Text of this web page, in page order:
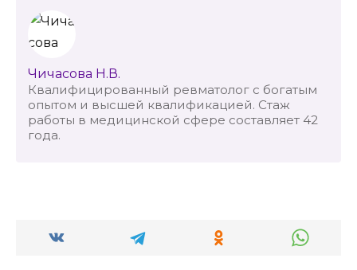
Чичасова Н.В.
Квалифицированный ревматолог с богатым
опытом и высшей квалификацией. Стаж
работы в медицинской сфере составляет 42
года.